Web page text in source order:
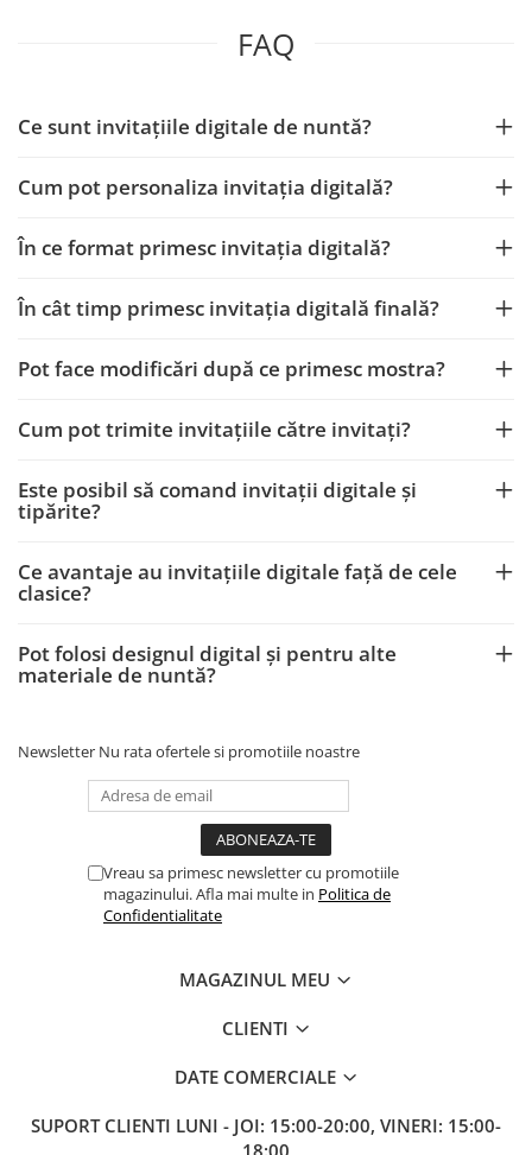
FAQ
Ce sunt invitațiile digitale de nuntă?
Cum pot personaliza invitația digitală?
În ce format primesc invitația digitală?
În cât timp primesc invitația digitală finală?
Pot face modificări după ce primesc mostra?
Cum pot trimite invitațiile către invitați?
Este posibil să comand invitații digitale și
tipărite?
Ce avantaje au invitațiile digitale față de cele
clasice?
Pot folosi designul digital și pentru alte
materiale de nuntă?
Newsletter Nu rata ofertele si promotiile noastre
Vreau sa primesc newsletter cu promotiile
magazinului. Afla mai multe in Politica de
Confidentialitate
MAGAZINUL MEU
CLIENTI
DATE COMERCIALE
SUPORT CLIENTI LUNI - JOI: 15:00-20:00, VINERI: 15:00-